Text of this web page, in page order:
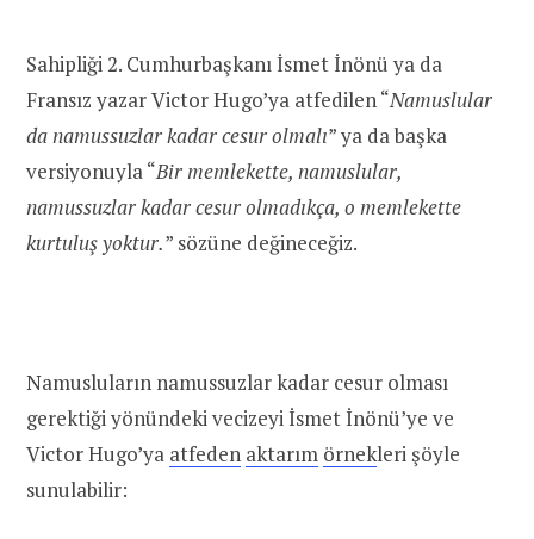
Sahipliği 2. Cumhurbaşkanı İsmet İnönü ya da
Fransız yazar Victor Hugo’ya atfedilen “Namuslular
da namussuzlar kadar cesur olmalı” ya da başka
versiyonuyla “Bir memlekette, namuslular,
namussuzlar kadar cesur olmadıkça, o memlekette
kurtuluş yoktur.” sözüne değineceğiz.
Namusluların namussuzlar kadar cesur olması
gerektiği yönündeki vecizeyi İsmet İnönü’ye ve
Victor Hugo’ya atfeden aktarım örnekleri şöyle
sunulabilir: